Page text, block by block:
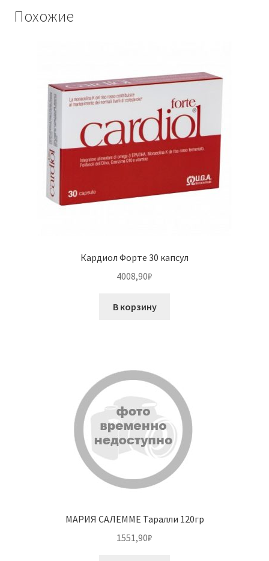
Похожие
Кардиол Форте 30 капсул
4008,90₽
В корзину
МАРИЯ САЛЕММЕ Таралли 120гр
1551,90₽